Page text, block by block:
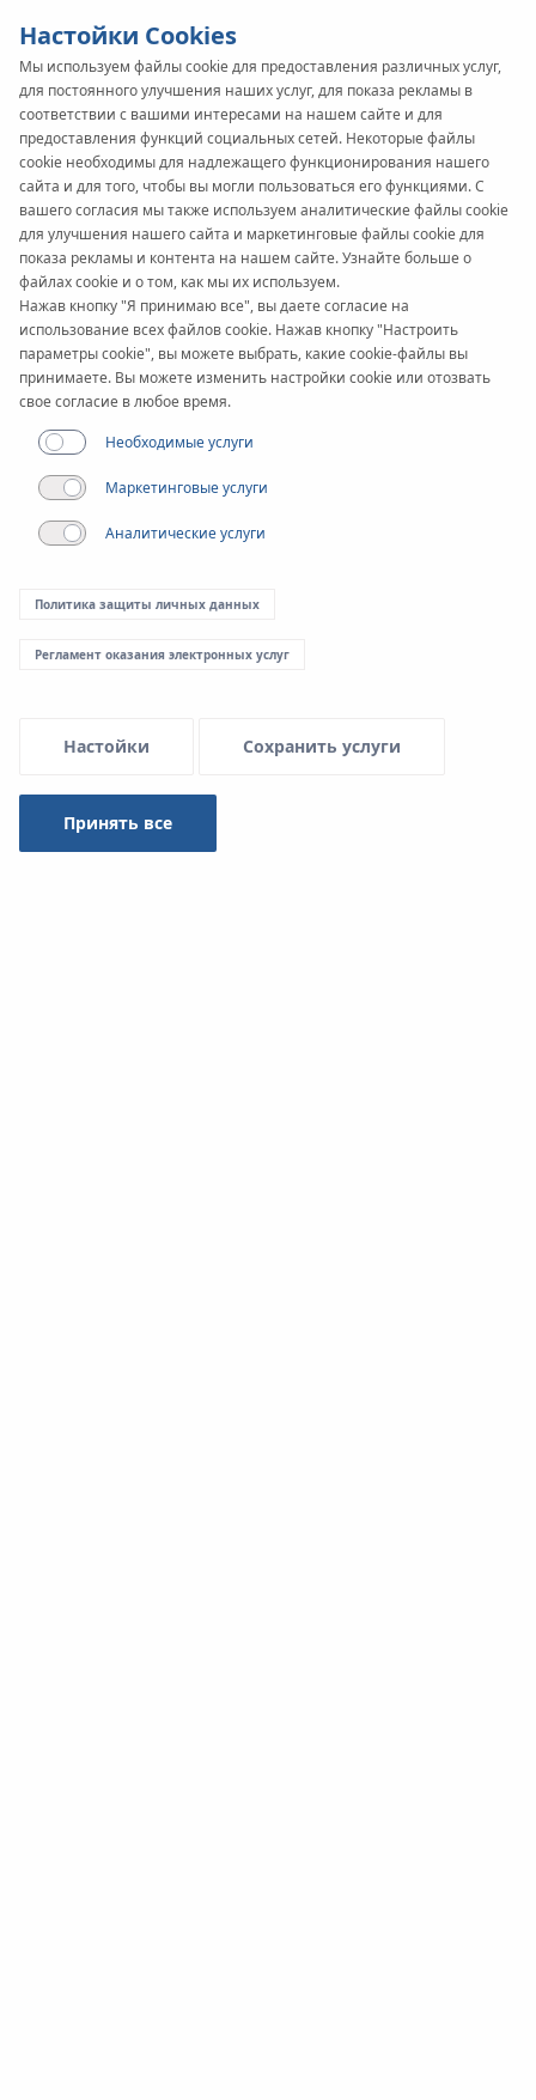
SYSTEMKAN-therm
Push
Настойки Cookies
Мы используем файлы cookie для предоставления различных услуг,
для постоянного улучшения наших услуг, для показа рекламы в
соответствии с вашими интересами на нашем сайте и для
предоставления функций социальных сетей. Некоторые файлы
cookie необходимы для надлежащего функционирования нашего
сайта и для того, чтобы вы могли пользоваться его функциями. С
вашего согласия мы также используем аналитические файлы cookie
для улучшения нашего сайта и маркетинговые файлы cookie для
показа рекламы и контента на нашем сайте. Узнайте больше о
файлах cookie и о том, как мы их используем.
Нажав кнопку "Я принимаю все", вы даете согласие на
использование всех файлов cookie. Нажав кнопку "Настроить
параметры cookie", вы можете выбрать, какие cookie-файлы вы
принимаете. Вы можете изменить настройки cookie или отозвать
свое согласие в любое время.
Необходимые услуги
Маркетинговые услуги
Аналитические услуги
Политика защиты личных данных
Регламент оказания электронных услуг
Настойки Сохранить услуги
Принять все